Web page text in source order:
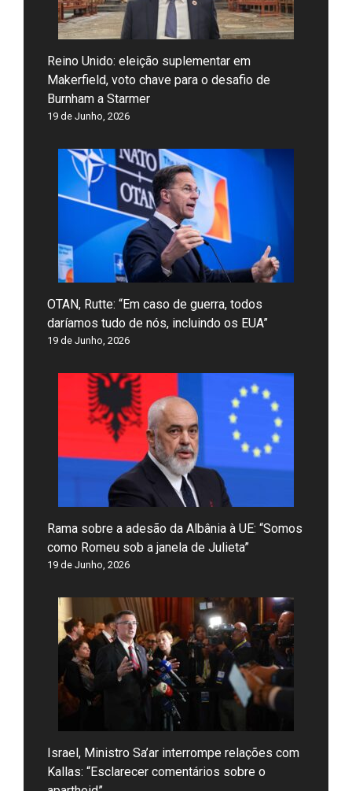
Reino Unido: eleição suplementar em
Makerfield, voto chave para o desafio de
Burnham a Starmer
19 de Junho, 2026
OTAN, Rutte: “Em caso de guerra, todos
daríamos tudo de nós, incluindo os EUA”
19 de Junho, 2026
Rama sobre a adesão da Albânia à UE: “Somos
como Romeu sob a janela de Julieta”
19 de Junho, 2026
Israel, Ministro Sa’ar interrompe relações com
Kallas: “Esclarecer comentários sobre o